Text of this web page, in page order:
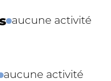
aucune activité
aucune activité